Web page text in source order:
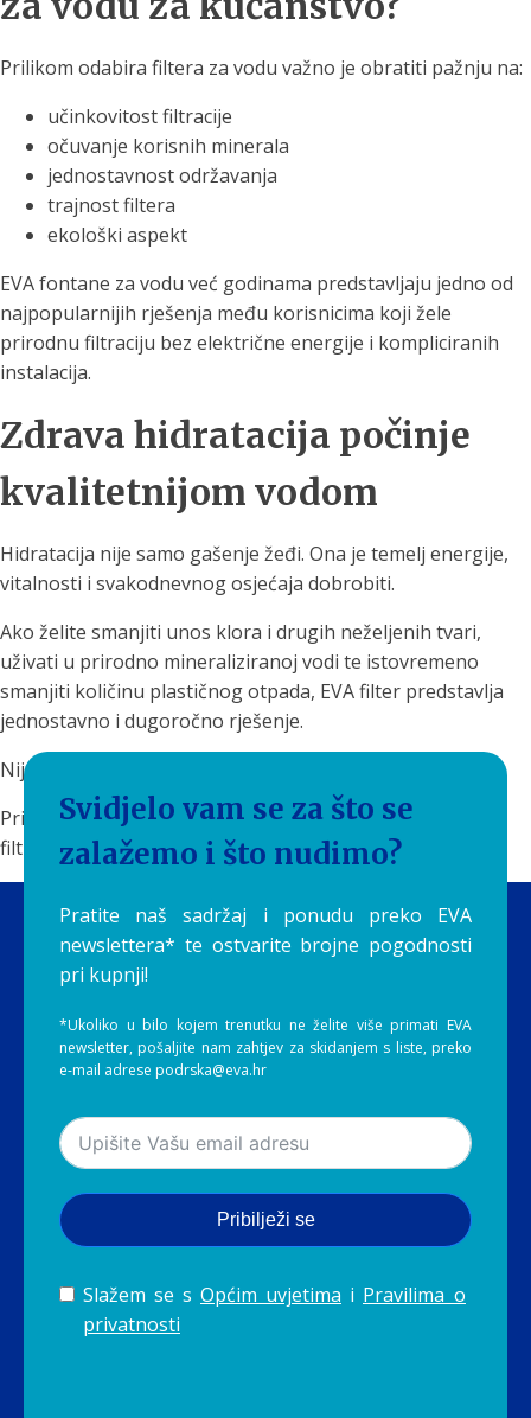
Prilikom odabira filtera za vodu važno je obratiti pažnju na:
učinkovitost filtracije
očuvanje korisnih minerala
jednostavnost održavanja
trajnost filtera
ekološki aspekt
EVA fontane za vodu već godinama predstavljaju jedno od
najpopularnijih rješenja među korisnicima koji žele
prirodnu filtraciju bez električne energije i kompliciranih
instalacija.
Zdrava hidratacija počinje
kvalitetnijom vodom
Hidratacija nije samo gašenje žeđi. Ona je temelj energije,
vitalnosti i svakodnevnog osjećaja dobrobiti.
Ako želite smanjiti unos klora i drugih neželjenih tvari,
uživati u prirodno mineraliziranoj vodi te istovremeno
smanjiti količinu plastičnog otpada, EVA filter predstavlja
jednostavno i dugoročno rješenje.
Nije svaka voda ista.
Priuštite sebi i svojoj obitelji čistu, ukusnu i prirodno
filtriranu vodu svaki dan uz EVA filtere by Aquilia.
Svidjelo vam se za što se
zalažemo i što nudimo?
Pratite naš sadržaj i ponudu preko EVA
newslettera* te ostvarite brojne pogodnosti
pri kupnji!
*Ukoliko u bilo kojem trenutku ne želite više primati EVA
newsletter, pošaljite nam zahtjev za skidanjem s liste, preko
e-mail adrese podrska@eva.hr
Pribilježi se
Slažem se s Općim uvjetima i Pravilima o
privatnosti